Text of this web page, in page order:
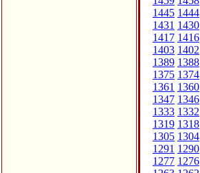
1445 1444
1431 1430
1417 1416
1403 1402
1389 1388
1375 1374
1361 1360
1347 1346
1333 1332
1319 1318
1305 1304
1291 1290
1277 1276